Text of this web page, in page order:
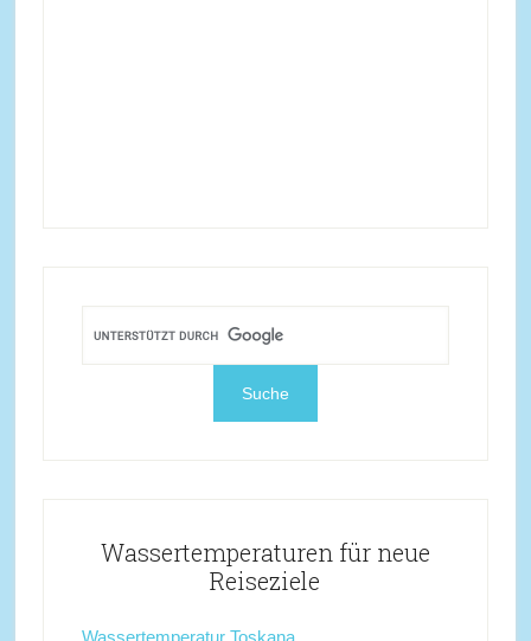
Wassertemperaturen für neue
Reiseziele